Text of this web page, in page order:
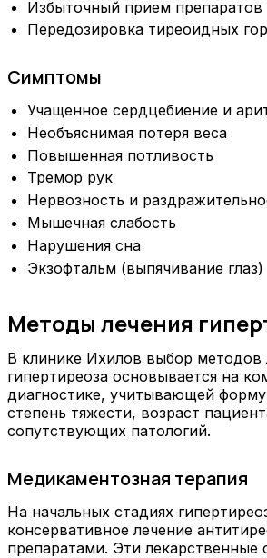
Избыточный прием препаратов
Передозировка тиреоидных
Симптомы
Учащенное сердцебиение и
Необъяснимая потеря веса
Повышенная потливость
Тремор рук
Нервозность и
Мышечная слабость
Нарушения сна
Экзофтальм (выпячивание глаз)
Методы лечения
В клинике Ихилов выбор методов
гипертиреоза основывается на
диагностике, учитывающей форму
степень тяжести, возраст
сопутствующих патологий.
Медикаментозная терапия
На начальных стадиях
консервативное лечение
препаратами. Эти лекарственные